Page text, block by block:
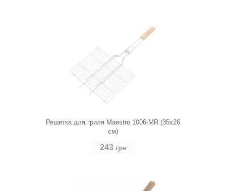
Решетка для гриля Maestro 1006-MR (35х26
см)
243 грн